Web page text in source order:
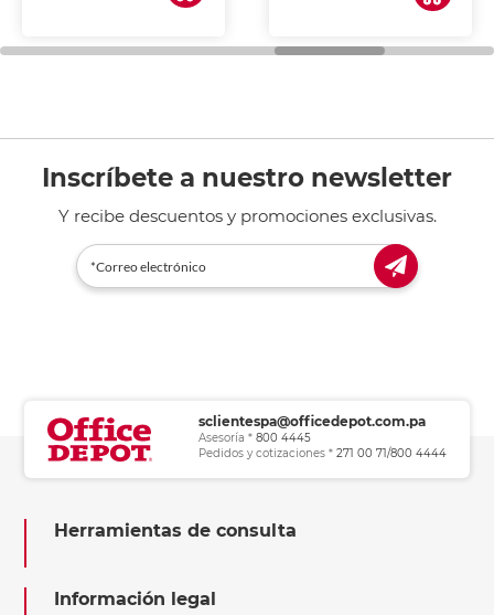
de tinta y láser,
general de oficina.
Inscríbete a nuestro newsletter
Y recibe descuentos y promociones exclusivas.
sclientespa@officedepot.com.pa
Asesoría * 800 4445
Pedidos y cotizaciones * 271 00 71/800 4444
Herramientas de consulta
Información legal